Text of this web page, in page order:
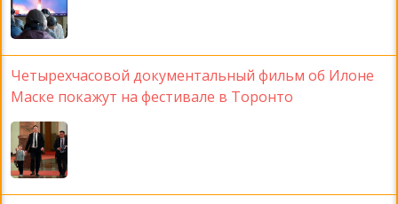
Четырехчасовой документальный фильм об Илоне
Маске покажут на фестивале в Торонто